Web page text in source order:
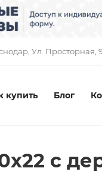
​Ул. Просторная,
купить Блог
с